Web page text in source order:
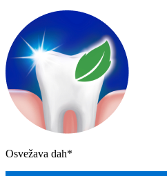
Osvežava dah*